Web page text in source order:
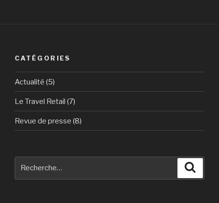
CATÉGORIES
Actualité (5)
Le Travel Retail (7)
Revue de presse (8)